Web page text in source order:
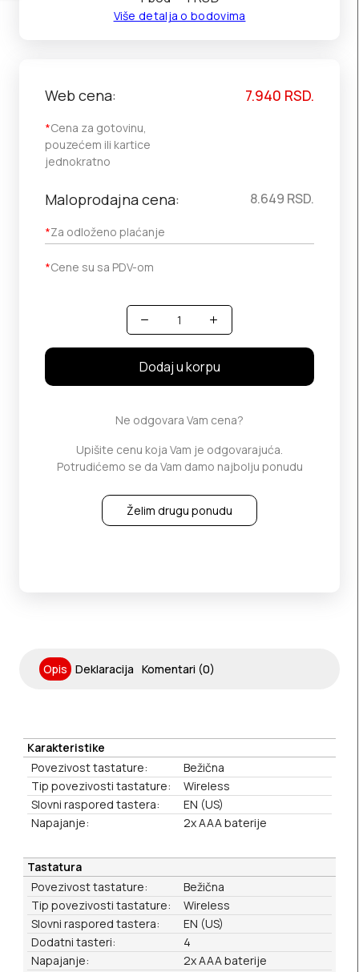
Više detalja o bodovima
Web cena:
*Cena za gotovinu,
pouzećem ili kartice
jednokratno
7.940 RSD.
Maloprodajna cena:
*Za odloženo plaćanje
8.649 RSD.
*Cene su sa PDV-om
Količina
Dodaj u korpu
Ne odgovara Vam cena?
Upišite cenu koja Vam je odgovarajuća.
Potrudićemo se da Vam damo najbolju ponudu
Želim drugu ponudu
Opis Deklaracija Komentari (0)
Karakteristike
Povezivost tastature:
Bežična
Tip povezivosti tastature:
Wireless
Slovni raspored tastera:
EN (US)
Napajanje:
2x AAA baterije
Tastatura
Povezivost tastature:
Bežična
Tip povezivosti tastature:
Wireless
Slovni raspored tastera:
EN (US)
Dodatni tasteri:
4
Napajanje:
2x AAA baterije